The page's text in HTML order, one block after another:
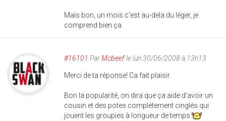
Mais bon, un mois c'est au-dela du léger, je
comprend bien ça.
#16101 ParMcbeefle lun 30/06/2008 à 13h13
Merci de ta réponse! Ca fait plaisir.
Bon la popularité, on dira que ça aide d'avoir un
cousin et des potes complètement cinglés qui
jouent les groupies à longueur de temps